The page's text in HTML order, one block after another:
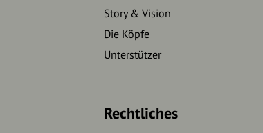
Story & Vision
Die Köpfe
Unterstützer
Rechtliches